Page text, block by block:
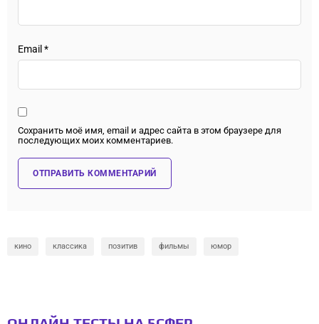
Email *
Сохранить моё имя, email и адрес сайта в этом браузере для
последующих моих комментариев.
кино классика позитив фильмы юмор